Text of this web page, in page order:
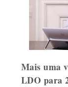
Mais uma
LDO para